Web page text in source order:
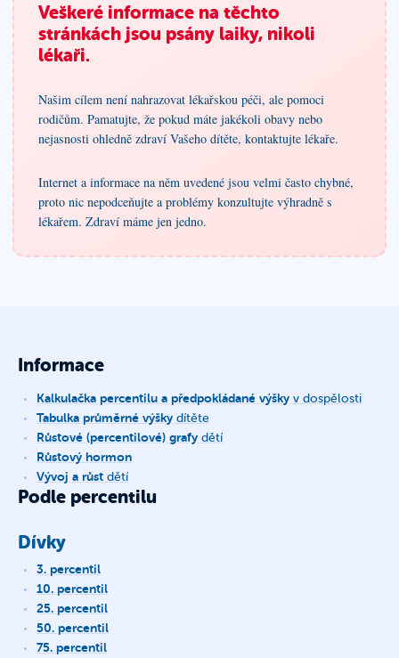
Veškeré informace na těchto
stránkách jsou psány laiky, nikoli
lékaři.
Našim cílem není nahrazovat lékařskou péči, ale pomoci
rodičům. Pamatujte, že pokud máte jakékoli obavy nebo
nejasnosti ohledně zdraví Vašeho dítěte, kontaktujte lékaře.
Internet a informace na něm uvedené jsou velmi často chybné,
proto nic nepodceňujte a problémy konzultujte výhradně s
lékařem. Zdraví máme jen jedno.
Informace
Kalkulačka percentilu a předpokládané výšky v dospělosti
Tabulka průměrné výšky dítěte
Růstové (percentilové) grafy dětí
Růstový hormon
Vývoj a růst dětí
Podle percentilu
Dívky
3. percentil
10. percentil
25. percentil
50. percentil
75. percentil